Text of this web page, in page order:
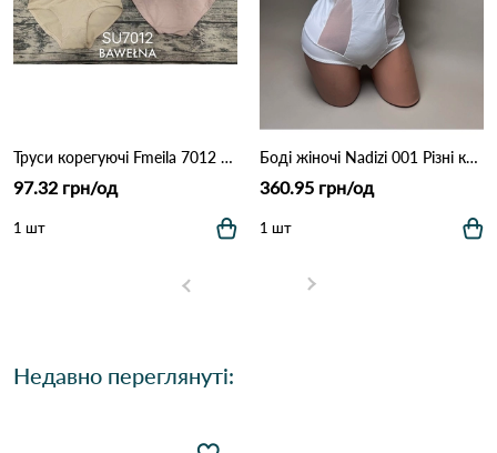
Труси корегуючі Fmeila 7012 10а Різні кольори
97.32 грн/од
1 шт
Боді жіночі Nadizi 001 Різні кольори
360.95 грн/од
1 шт
Недавно переглянуті: